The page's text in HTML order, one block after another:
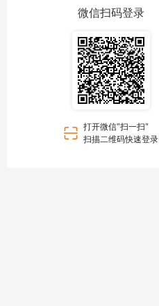
微信扫码登录
打开微信"扫一扫"
扫描二维码快速登录